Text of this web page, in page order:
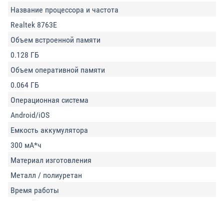
Название процессора и частота
Realtek 8763Е
Объем встроенной памяти
0.128 ГБ
Объем оперативной памяти
0.064 ГБ
Операционная система
Android/iOS
Емкость аккумулятора
300 мА*ч
Материал изготовления
Металл / полиуретан
Время работы